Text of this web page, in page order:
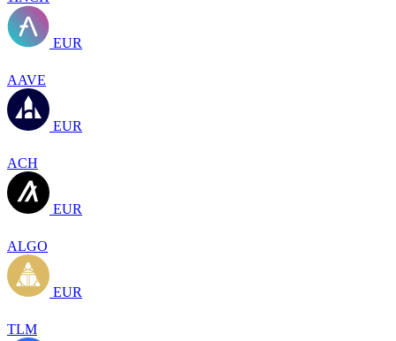
EUR
AAVE
EUR
ACH
EUR
ALGO
EUR
TLM